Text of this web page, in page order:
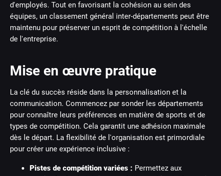
d'employés. Tout en favorisant la cohésion au sein des
équipes, un classement général inter-départements peut être
maintenu pour préserver un esprit de compétition à l'échelle
de l'entreprise.
Mise en œuvre pratique
La clé du succès réside dans la personnalisation et la
communication. Commencez par sonder les départements
pour connaître leurs préférences en matière de sports et de
types de compétition. Cela garantit une adhésion maximale
dès le départ. La flexibilité de l'organisation est primordiale
pour créer une expérience inclusive :
Pistes de compétition variées : Permettez aux